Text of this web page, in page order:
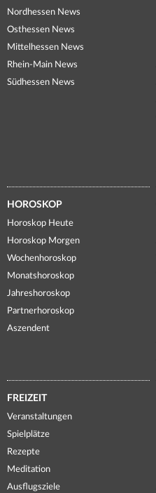
Nordhessen News
Osthessen News
Mittelhessen News
Rhein-Main News
Südhessen News
HOROSKOP
Horoskop Heute
Horoskop Morgen
Wochenhoroskop
Monatshoroskop
Jahreshoroskop
Partnerhoroskop
Aszendent
FREIZEIT
Veranstaltungen
Spielplätze
Rezepte
Meditation
Ausflugsziele